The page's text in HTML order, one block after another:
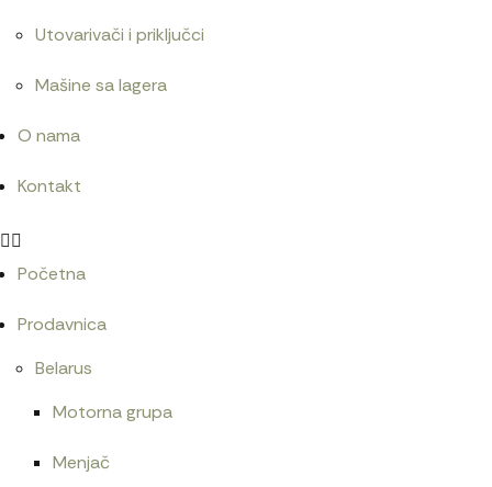
Utovarivači i priključci
Mašine sa lagera
O nama
Kontakt
Početna
Prodavnica
Belarus
Motorna grupa
Menjač